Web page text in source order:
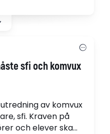
sfi och komvux
av komvux
sfi. Kraven på
och elever ska